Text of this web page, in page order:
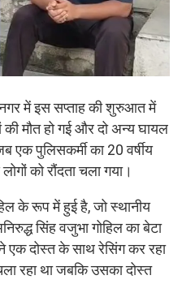
में इस सप्ताह की शुरुआत में
मौत हो गई और दो अन्य घायल
पुलिसकर्मी का 20 वर्षीय
को रौंदता चला गया।
के रूप में हुई है, जो स्थानीय
सिंह वजुभा गोहिल का बेटा
एक दोस्त के साथ रेसिंग कर रहा
रहा था जबकि उसका दोस्त